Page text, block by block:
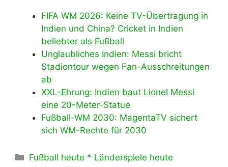
FIFA WM 2026: Keine TV-Übertragung in
Indien und China? Cricket in Indien
beliebter als Fußball
Unglaubliches Indien: Messi bricht
Stadiontour wegen Fan-Ausschreitungen
ab
XXL-Ehrung: Indien baut Lionel Messi
eine 20-Meter-Statue
Fußball-WM 2030: MagentaTV sichert
sich WM-Rechte für 2030
Kategorien
Fußball heute * Länderspiele heute